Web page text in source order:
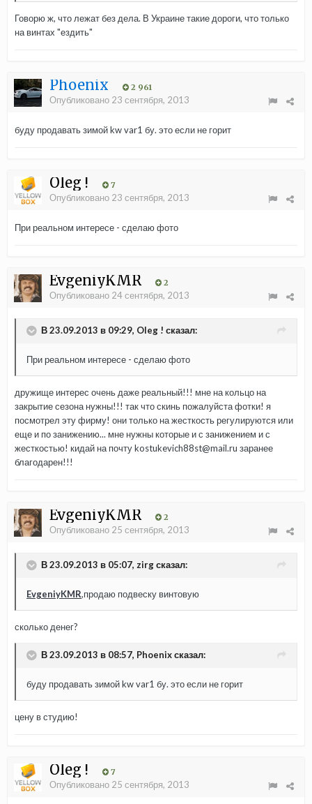
Говорю ж, что лежат без дела. В Украине такие дороги, что только
на винтах "ездить"
Phoenix 2 961
Опубликовано 23 сентября, 2013
буду продавать зимой kw var1 бу. это если не горит
Oleg ! 7
Опубликовано 23 сентября, 2013
При реальном интересе - сделаю фото
EvgeniyKMR 2
Опубликовано 24 сентября, 2013
В 23.09.2013 в 09:29, Oleg ! сказал:
При реальном интересе - сделаю фото
дружище интерес очень даже реальный!!! мне на кольцо на
закрытие сезона нужны!!! так что скинь пожалуйста фотки! я
посмотрел эту фирму! они только на жесткость регулируются или
еще и по занижению... мне нужны которые и с занижением и с
жесткостью! кидай на почту kostukevich88st@mail.ru заранее
благодарен!!!
EvgeniyKMR 2
Опубликовано 25 сентября, 2013
В 23.09.2013 в 05:07, zirg сказал:
EvgeniyKMR,продаю подвеску винтовую
сколько денег?
В 23.09.2013 в 08:57, Phoenix сказал:
буду продавать зимой kw var1 бу. это если не горит
цену в студию!
Oleg ! 7
Опубликовано 25 сентября, 2013